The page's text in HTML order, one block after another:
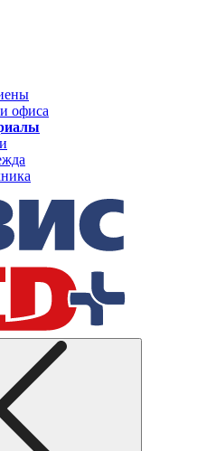
офиса